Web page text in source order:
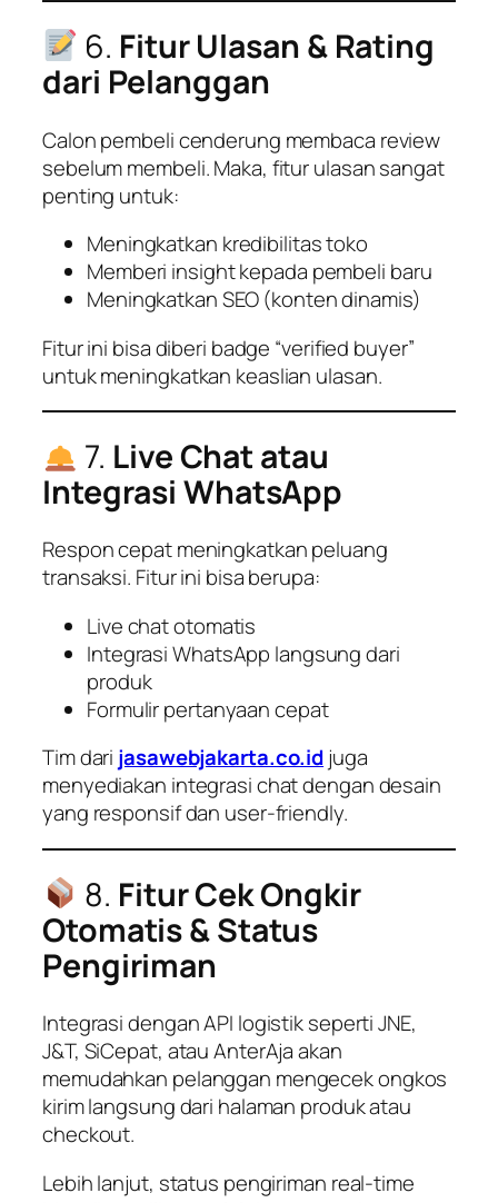
6. Fitur Ulasan & Rating
dari Pelanggan
Calon pembeli cenderung membaca review
sebelum membeli. Maka, fitur ulasan sangat
penting untuk:
Meningkatkan kredibilitas toko
Memberi insight kepada pembeli baru
Meningkatkan SEO (konten dinamis)
Fitur ini bisa diberi badge “verified buyer”
untuk meningkatkan keaslian ulasan.
7. Live Chat atau
Integrasi WhatsApp
Respon cepat meningkatkan peluang
transaksi. Fitur ini bisa berupa:
Live chat otomatis
Integrasi WhatsApp langsung dari
produk
Formulir pertanyaan cepat
Tim dari jasawebjakarta.co.idjuga
menyediakan integrasi chat dengan desain
yang responsif dan user-friendly.
8. Fitur Cek Ongkir
Otomatis & Status
Pengiriman
Integrasi dengan API logistik seperti JNE,
J&T, SiCepat, atau AnterAja akan
memudahkan pelanggan mengecek ongkos
kirim langsung dari halaman produk atau
checkout.
Lebih lanjut, status pengiriman real-time